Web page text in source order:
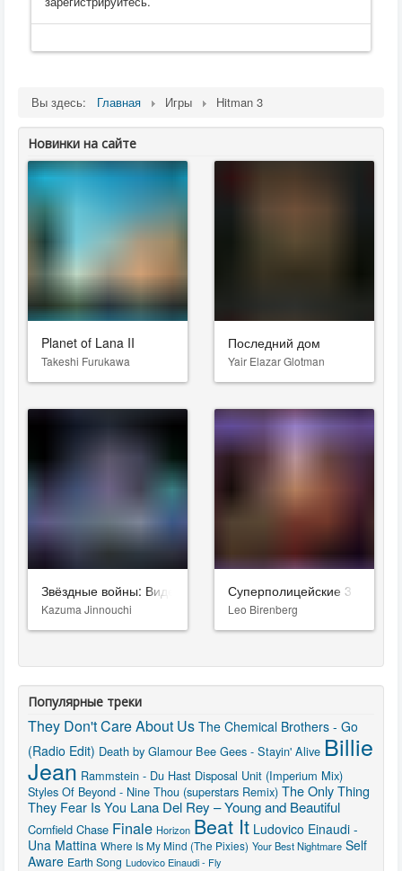
Вы здесь: Главная Игры Hitman 3
Новинки на сайте
Planet of Lana II
Takeshi Furukawa
Последний дом
Yair Elazar Glotman
Звёздные войны: Видения. Девятый джедай
Kazuma Jinnouchi
Суперполицейские 3
Leo Birenberg
Популярные треки
They Don't Care About Us The Chemical Brothers - Go
(Radio Edit) Death by Glamour Bee Gees - Stayin' Alive Billie
Jean Rammstein - Du Hast Disposal Unit (Imperium Mix)
Styles Of Beyond - Nine Thou (superstars Remix) The Only Thing
They Fear Is You Lana Del Rey – Young and Beautiful
Cornfield Chase Finale Horizon Beat It Ludovico Einaudi -
Una Mattina Where Is My Mind (The Pixies) Your Best Nightmare Self
Aware Earth Song Ludovico Einaudi - Fly